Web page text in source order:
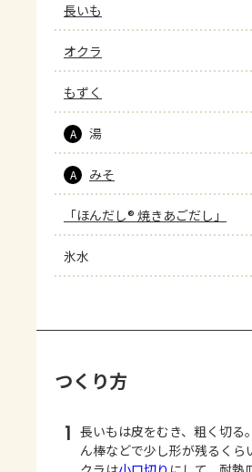
長いも
オクラ
もずく
A 湯
A みそ
「ほんだし® 焼きあごだし」
氷水
つくり方
1 長いもは皮をむき、粗く切る
ん棒などで少し形が残るくら